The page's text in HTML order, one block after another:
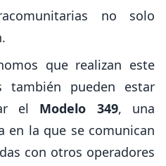
no solo
que realizan este
también pueden estar
el Modelo 349, una
en la que se comunican
con otros operadores